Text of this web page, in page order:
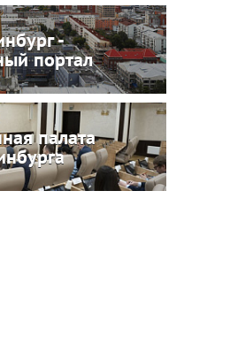
-
портал
палата